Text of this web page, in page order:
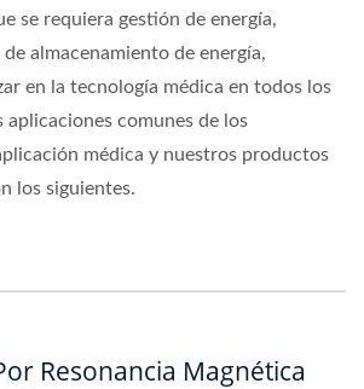
se requiera gestión de energía,
almacenamiento de energía,
en la tecnología médica en todos los
aplicaciones comunes de los
médica y nuestros productos
los siguientes.
Resonancia Magnética